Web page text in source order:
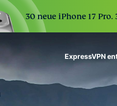
30 neue iPhone 17
ExpressVPN
ExpressVPN for Teams